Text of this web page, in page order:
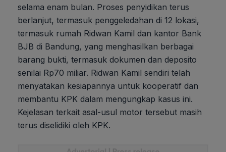
selama enam bulan. Proses penyidikan terus
berlanjut, termasuk penggeledahan di 12 lokasi,
termasuk rumah Ridwan Kamil dan kantor Bank
BJB di Bandung, yang menghasilkan berbagai
barang bukti, termasuk dokumen dan deposito
senilai Rp70 miliar. Ridwan Kamil sendiri telah
menyatakan kesiapannya untuk kooperatif dan
membantu KPK dalam mengungkap kasus ini.
Kejelasan terkait asal-usul motor tersebut masih
terus diselidiki oleh KPK.